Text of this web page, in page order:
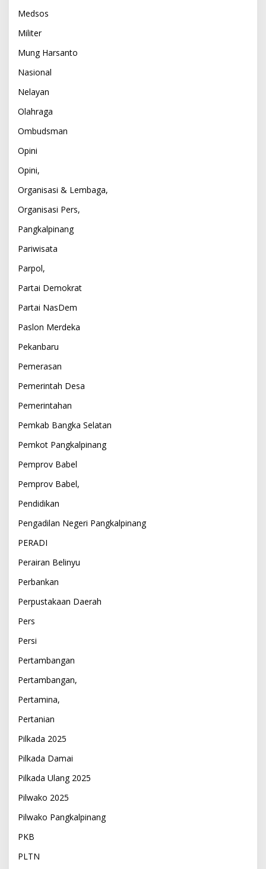
Medsos
Militer
Mung Harsanto
Nasional
Nelayan
Olahraga
Ombudsman
Opini
Opini,
Organisasi & Lembaga,
Organisasi Pers,
Pangkalpinang
Pariwisata
Parpol,
Partai Demokrat
Partai NasDem
Paslon Merdeka
Pekanbaru
Pemerasan
Pemerintah Desa
Pemerintahan
Pemkab Bangka Selatan
Pemkot Pangkalpinang
Pemprov Babel
Pemprov Babel,
Pendidikan
Pengadilan Negeri Pangkalpinang
PERADI
Perairan Belinyu
Perbankan
Perpustakaan Daerah
Pers
Persi
Pertambangan
Pertambangan,
Pertamina,
Pertanian
Pilkada 2025
Pilkada Damai
Pilkada Ulang 2025
Pilwako 2025
Pilwako Pangkalpinang
PKB
PLTN